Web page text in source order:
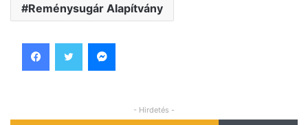
Reménysugár Alapítvány
- Hirdetés -